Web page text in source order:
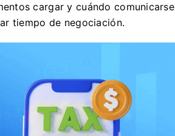
cargar y cuándo comunicarse
tiempo de negociación.